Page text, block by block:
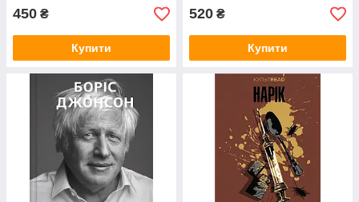
450 ₴
Купити
520 ₴
Купити